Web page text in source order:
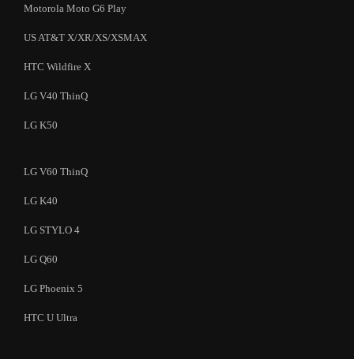
Motorola Moto G6 Play
US AT&T X/XR/XS/XSMAX
HTC Wildfire X
LG V40 ThinQ
LG K50
LG V60 ThinQ
LG K40
LG STYLO 4
LG Q60
LG Phoenix 5
HTC U Ultra